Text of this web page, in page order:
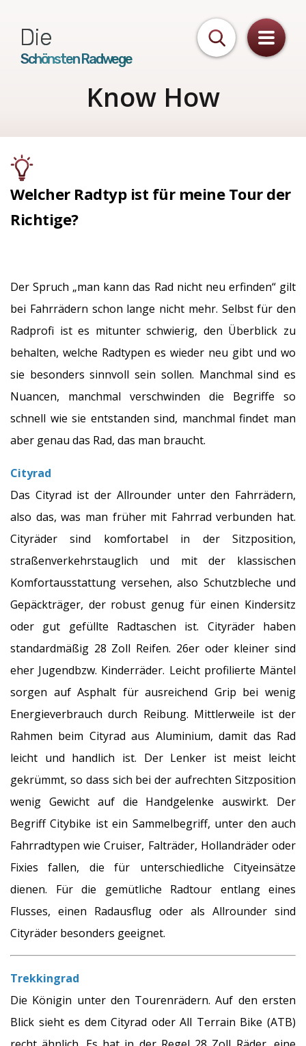
Die
Schönsten Radwege
Know How
Welcher Radtyp ist für meine Tour der
Richtige?
Der Spruch „man kann das Rad nicht neu erfinden“ gilt
bei Fahrrädern schon lange nicht mehr. Selbst für den
Radprofi ist es mitunter schwierig, den Überblick zu
behalten, welche Radtypen es wieder neu gibt und wo
sie besonders sinnvoll sein sollen. Manchmal sind es
Nuancen, manchmal verschwinden die Begriffe so
schnell wie sie entstanden sind, manchmal findet man
aber genau das Rad, das man braucht.
Cityrad
Das Cityrad ist der Allrounder unter den Fahrrädern,
also das, was man früher mit Fahrrad verbunden hat.
Cityräder sind komfortabel in der Sitzposition,
straßenverkehrstauglich und mit der klassischen
Komfortausstattung versehen, also Schutzbleche und
Gepäckträger, der robust genug für einen Kindersitz
oder gut gefüllte Radtaschen ist. Cityräder haben
standardmäßig 28 Zoll Reifen. 26er oder kleiner sind
eher Jugendbzw. Kinderräder. Leicht profilierte Mäntel
sorgen auf Asphalt für ausreichend Grip bei wenig
Energieverbrauch durch Reibung. Mittlerweile ist der
Rahmen beim Cityrad aus Aluminium, damit das Rad
leicht und handlich ist. Der Lenker ist meist leicht
gekrümmt, so dass sich bei der aufrechten Sitzposition
wenig Gewicht auf die Handgelenke auswirkt. Der
Begriff Citybike ist ein Sammelbegriff, unter den auch
Fahrradtypen wie Cruiser, Falträder, Hollandräder oder
Fixies fallen, die für unterschiedliche Cityeinsätze
dienen. Für die gemütliche Radtour entlang eines
Flusses, einen Radausflug oder als Allrounder sind
Cityräder besonders geeignet.
Trekkingrad
Die Königin unter den Tourenrädern. Auf den ersten
Blick sieht es dem Cityrad oder All Terrain Bike (ATB)